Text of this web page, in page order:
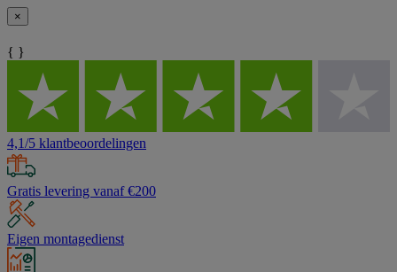
×
{ }
4,1/5 klantbeoordelingen
Gratis levering vanaf €200
Eigen montagedienst